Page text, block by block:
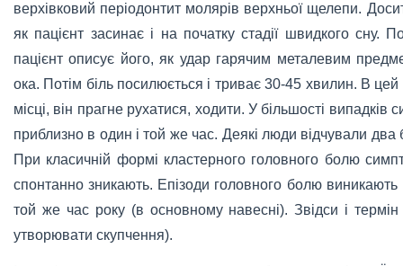
верхівковий періодонтит молярів верхньої щелепи.
як пацієнт засинає і на початку стадії швидкого сну.
пацієнт описує його, як удар гарячим металевим
ока. Потім біль посилюється і триває 30-45 хвилин. В цей
місці, він прагне рухатися, ходити. У більшості
приблизно в один і той же час. Деякі люди відчували два
При класичній формі кластерного головного болю
спонтанно зникають. Епізоди головного болю
той же час року (в основному навесні). Звідси і термін
утворювати скупчення).